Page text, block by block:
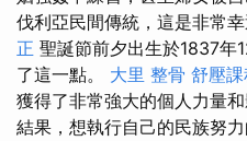
伐利亞民間傳統，這是非常幸
正 聖誕節前夕出生於1837年
了這一點。 大里 整骨 舒壓課
獲得了非常強大的個人力量和
結果，想執行自己的民族努